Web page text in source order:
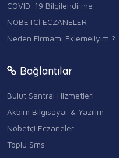
COVID-19 Bilgilendirme
NÖBETÇİ ECZANELER
Neden Firmamı Eklemeliyim ?
Bağlantılar
Bulut Santral Hizmetleri
Akbim Bilgisayar & Yazılım
Nöbetçi Eczaneler
Toplu Sms